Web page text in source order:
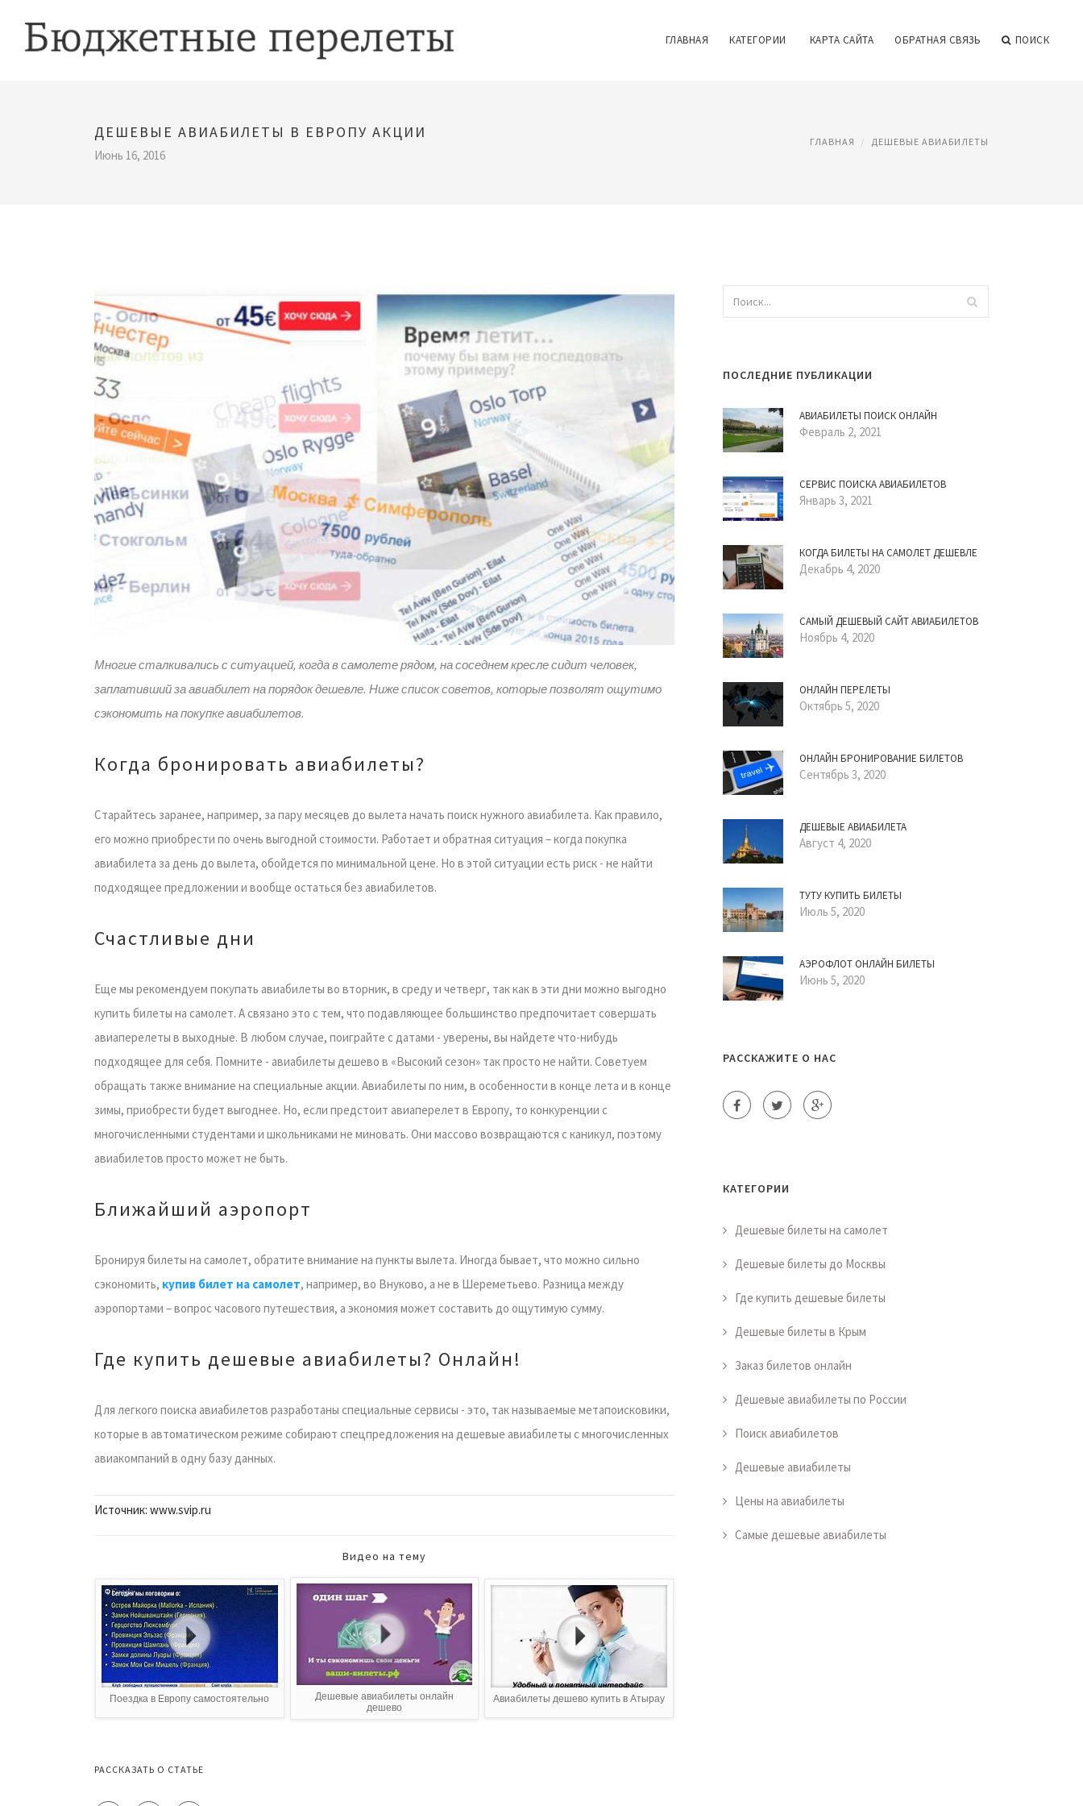
ГЛАВНАЯ КАТЕГОРИИ КАРТА САЙТА ОБРАТНАЯ СВЯЗЬ ПОИСК
ДЕШЕВЫЕ АВИАБИЛЕТЫ В ЕВРОПУ АКЦИИ
Июнь 16, 2016
ГЛАВНАЯ ДЕШЕВЫЕ АВИАБИЛЕТЫ
Многие сталкивались с ситуацией, когда в самолете рядом, на соседнем кресле сидит человек,
заплативший за авиабилет на порядок дешевле. Ниже список советов, которые позволят ощутимо
сэкономить на покупке авиабилетов.
Когда бронировать авиабилеты?
Старайтесь заранее, например, за пару месяцев до вылета начать поиск нужного авиабилета. Как правило,
его можно приобрести по очень выгодной стоимости. Работает и обратная ситуация – когда покупка
авиабилета за день до вылета, обойдется по минимальной цене. Но в этой ситуации есть риск - не найти
подходящее предложении и вообще остаться без авиабилетов.
Счастливые дни
Еще мы рекомендуем покупать авиабилеты во вторник, в среду и четверг, так как в эти дни можно выгодно
купить билеты на самолет. А связано это с тем, что подавляющее большинство предпочитает совершать
авиаперелеты в выходные. В любом случае, поиграйте с датами - уверены, вы найдете что-нибудь
подходящее для себя. Помните - авиабилеты дешево в «Высокий сезон» так просто не найти. Советуем
обращать также внимание на специальные акции. Авиабилеты по ним, в особенности в конце лета и в конце
зимы, приобрести будет выгоднее. Но, если предстоит авиаперелет в Европу, то конкуренции с
многочисленными студентами и школьниками не миновать. Они массово возвращаются с каникул, поэтому
авиабилетов просто может не быть.
Ближайший аэропорт
Бронируя билеты на самолет, обратите внимание на пункты вылета. Иногда бывает, что можно сильно
сэкономить, купив билет на самолет, например, во Внуково, а не в Шереметьево. Разница между
аэропортами – вопрос часового путешествия, а экономия может составить до ощутимую сумму.
Где купить дешевые авиабилеты? Онлайн!
Для легкого поиска авиабилетов разработаны специальные сервисы - это, так называемые метапоисковики,
которые в автоматическом режиме собирают спецпредложения на дешевые авиабилеты с многочисленных
авиакомпаний в одну базу данных.
Источник: www.svip.ru
Видео на тему
Поездка в Европу самостоятельно
Дешевые авиабилеты онлайн
дешево
Авиабилеты дешево купить в Атырау
РАССКАЗАТЬ О СТАТЬЕ
ПОСЛЕДНИЕ ПУБЛИКАЦИИ
АВИАБИЛЕТЫ ПОИСК ОНЛАЙН
Февраль 2, 2021
СЕРВИС ПОИСКА АВИАБИЛЕТОВ
Январь 3, 2021
КОГДА БИЛЕТЫ НА САМОЛЕТ ДЕШЕВЛЕ
Декабрь 4, 2020
САМЫЙ ДЕШЕВЫЙ САЙТ АВИАБИЛЕТОВ
Ноябрь 4, 2020
ОНЛАЙН ПЕРЕЛЕТЫ
Октябрь 5, 2020
ОНЛАЙН БРОНИРОВАНИЕ БИЛЕТОВ
Сентябрь 3, 2020
ДЕШЕВЫЕ АВИАБИЛЕТА
Август 4, 2020
ТУТУ КУПИТЬ БИЛЕТЫ
Июль 5, 2020
АЭРОФЛОТ ОНЛАЙН БИЛЕТЫ
Июнь 5, 2020
РАССКАЖИТЕ О НАС
КАТЕГОРИИ
Дешевые билеты на самолет
Дешевые билеты до Москвы
Где купить дешевые билеты
Дешевые билеты в Крым
Заказ билетов онлайн
Дешевые авиабилеты по России
Поиск авиабилетов
Дешевые авиабилеты
Цены на авиабилеты
Самые дешевые авиабилеты